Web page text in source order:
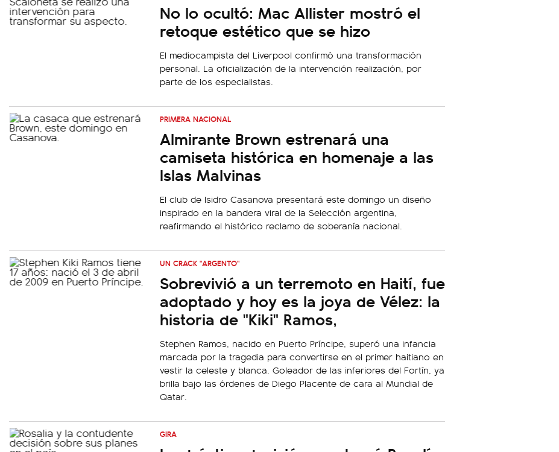
No lo ocultó: Mac Allister mostró el
retoque estético que se hizo
El mediocampista del Liverpool confirmó una transformación
personal. La oficialización de la intervención realización, por
parte de los especialistas.
PRIMERA NACIONAL
Almirante Brown estrenará una
camiseta histórica en homenaje a las
Islas Malvinas
El club de Isidro Casanova presentará este domingo un diseño
inspirado en la bandera viral de la Selección argentina,
reafirmando el histórico reclamo de soberanía nacional.
UN CRACK "ARGENTO"
Sobrevivió a un terremoto en Haití, fue
adoptado y hoy es la joya de Vélez: la
historia de "Kiki" Ramos,
Stephen Ramos, nacido en Puerto Príncipe, superó una infancia
marcada por la tragedia para convertirse en el primer haitiano en
vestir la celeste y blanca. Goleador de las inferiores del Fortín, ya
brilla bajo las órdenes de Diego Placente de cara al Mundial de
Qatar.
GIRA